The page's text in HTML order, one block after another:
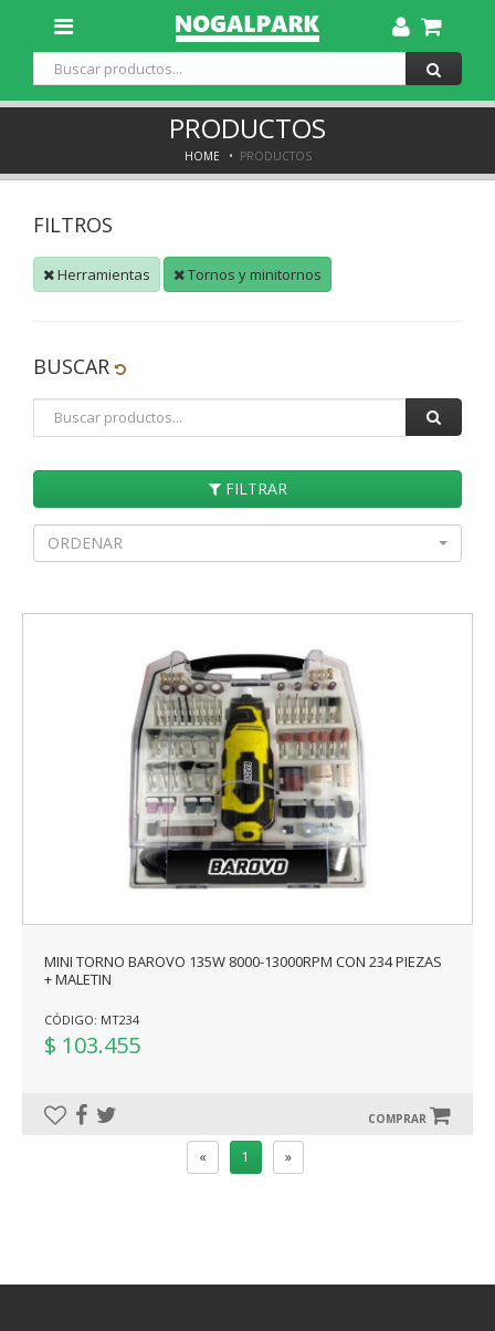
Toggle
Dropdown
PRODUCTOS
HOME PRODUCTOS
FILTROS
Herramientas Tornos y minitornos
BUSCAR
FILTRAR
ORDENAR
MINI TORNO BAROVO 135W 8000-13000RPM CON 234 PIEZAS
+ MALETIN
CÓDIGO: MT234
$ 103.455
COMPRAR
« 1 »